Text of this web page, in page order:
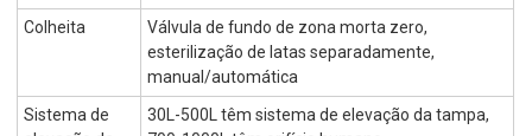
Colheita
Válvula de fundo de zona morta zero,
esterilização de latas separadamente,
manual/automática
Sistema de
30L-500L têm sistema de elevação da tampa,